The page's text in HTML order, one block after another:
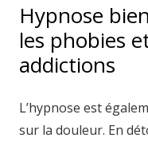
Hypnose
les phobies
addictions
L’hypnose est
sur la douleur. En